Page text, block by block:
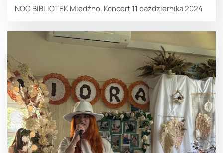
NOC BIBLIOTEK Miedźno. Koncert 11 października 2024